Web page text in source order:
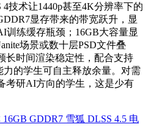
技术让1440p甚至4K分辨率下的
显存带来的带宽跃升，显
训练缓存瓶颈；16GB大容量显
场景或数十层PSD文件叠
长时间渲染稳定性，配合支持
的学生可自主释放余量。对需
考研AI方向的学生，这是少有
16GB GDDR7 雪狐 DLSS 4.5 电